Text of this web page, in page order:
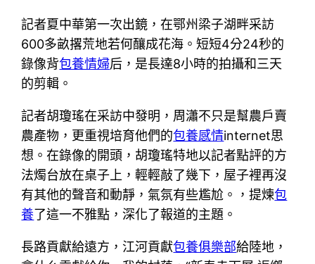
記者夏中華第一次出鏡，在鄂州梁子湖畔采訪
600多畝撂荒地若何釀成花海。短短4分24秒的
錄像背包養情婦后，是長達8小時的拍攝和三天
的剪輯。
記者胡瓊瑤在采訪中發明，周瀟不只是幫農戶賣
農產物，更重視培育他們的包養感情internet思
想。在錄像的開頭，胡瓊瑤特地以記者點評的方
法燭台放在桌子上，輕輕敲了幾下，屋子裡再沒
有其他的聲音和動靜，氣氛有些尷尬。，提煉包
養了這一不雅點，深化了報道的主題。
長路貢獻給遠方，江河貢獻包養俱樂部給陸地，